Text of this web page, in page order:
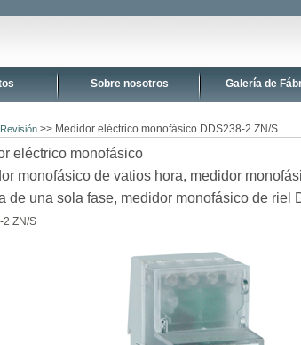
Sobre nosotros Galería de
Revisión >> Medidor eléctrico monofásico DDS238-2 ZN/S
eléctrico monofásico
monofásico de vatios hora, medidor
de una sola fase, medidor monofásico de riel
2 ZN/S